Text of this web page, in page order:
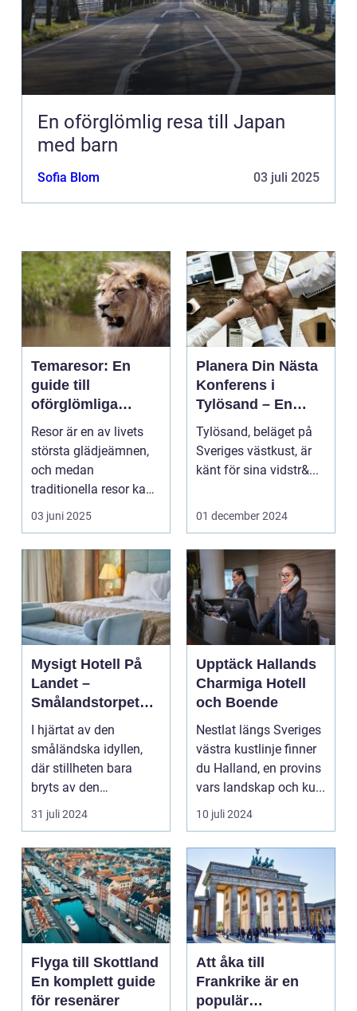
En oförglömlig resa till Japan
med barn
Sofia Blom 03 juli 2025
Temaresor: En
guide till
oförglömliga
upplevelser
Resor är en av livets
största glädjeämnen,
och medan
traditionella resor kan
bju...
03 juni 2025
Planera Din Nästa
Konferens i
Tylösand – En
Oslagbar
Upplevelse
Tylösand, beläget på
Sveriges västkust, är
känt för sina vidstr&...
01 december 2024
Mysigt Hotell På
Landet –
Smålandstorpets
Enchanted Retreat
I hjärtat av den
småländska idyllen,
där stillheten bara
bryts av den
harmonisk...
31 juli 2024
Upptäck Hallands
Charmiga Hotell
och Boende
Nestlat längs Sveriges
västra kustlinje finner
du Halland, en provins
vars landskap och ku...
10 juli 2024
Flyga till Skottland
En komplett guide
för resenärer
Att åka till
Frankrike är en
populär